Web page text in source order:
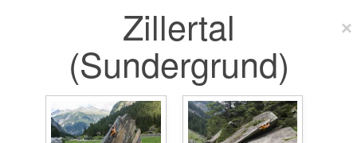
Zillertal
(Sundergrund)